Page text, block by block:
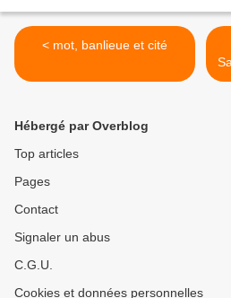
< mot, banlieue et cité
Hébergé par Overblog
Top articles
Pages
Contact
Signaler un abus
C.G.U.
Cookies et données personnelles